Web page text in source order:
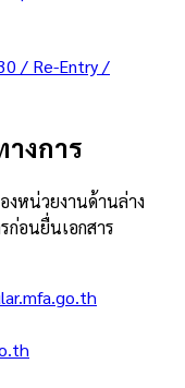
/ Re-Entry /
งการ
งหน่วยงานด้านล่าง
ก่อนยื่นเอกสาร